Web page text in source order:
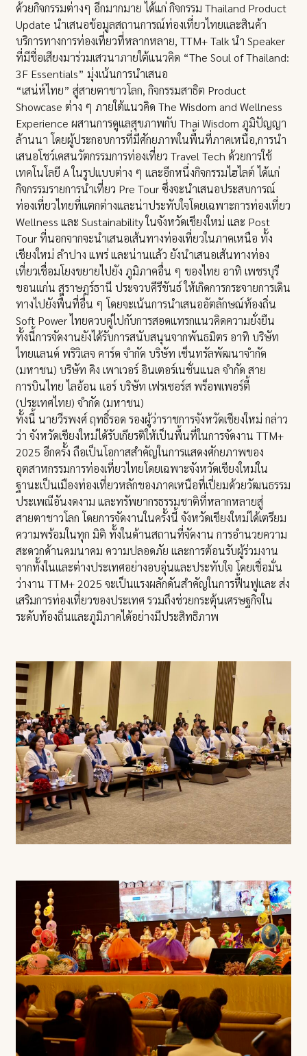
ด้วยกิจกรรมต่างๆ อีกมากมาย ได้แก่ กิจกรรม Thailand Product
Update นำเสนอข้อมูลสถานการณ์ท่องเที่ยวไทยและสินค้า
บริการทางการท่องเที่ยวที่หลากหลาย, TTM+ Talk นำ Speaker
ที่มีชื่อเสียงมาร่วมเสวนาภายใต้แนวคิด “The Soul of Thailand:
3F Essentials” มุ่งเน้นการนำเสนอ
“เสน่ห์ไทย” สู่สายตาชาวโลก, กิจกรรมสาธิต Product
Showcase ต่าง ๆ ภายใต้แนวคิด The Wisdom and Wellness
Experience ผสานการดูแลสุขภาพกับ Thai Wisdom ภูมิปัญญา
ล้านนา โดยผู้ประกอบการที่มีศักยภาพในพื้นที่ภาคเหนือ,การนำ
เสนอโชว์เคสนวัตกรรมการท่องเที่ยว Travel Tech ด้วยการใช้
เทคโนโลยี A ในรูปแบบต่าง ๆ และอีกหนึ่งกิจกรรมไฮไลต์ ได้แก่
กิจกรรมรายการนำเที่ยว Pre Tour ซึ่งจะนำเสนอประสบการณ์
ท่องเที่ยวไทยที่แตกต่างและน่าประทับใจโดยเฉพาะการท่องเที่ยว
Wellness และ Sustainability ในจังหวัดเชียงใหม่ และ Post
Tour ที่นอกจากจะนำเสนอเส้นทางท่องเที่ยวในภาคเหนือ ทั้ง
เชียงใหม่ ลำปาง แพร่ และน่านแล้ว ยังนำเสนอเส้นทางท่อง
เที่ยวเชื่อมโยงขยายไปยัง ภูมิภาคอื่น ๆ ของไทย อาทิ เพชรบุรี
ขอนแก่น สุราษฎร์ธานี ประจวบคีรีขันธ์ ให้เกิดการกระจายการเดิน
ทางไปยังพื้นที่อื่น ๆ โดยจะเน้นการนำเสนออัตลักษณ์ท้องถิ่น
Soft Power ไทยควบคู่ไปกับการสอดแทรกแนวคิดความยั่งยืน
ทั้งนี้การจัดงานยังได้รับการสนับสนุนจากพันธมิตร อาทิ บริษัท
ไทยแลนด์ พริวิเลจ คาร์ด จำกัด บริษัท เซ็นทรัลพัฒนาจำกัด
(มหาชน) บริษัท คิง เพาเวอร์ อินเตอร์เนชั่นแนล จำกัด สาย
การบินไทย ไลอ้อน แอร์ บริษัท เฟรเซอร์ส พร็อพเพอร์ตี้
(ประเทศไทย) จำกัด (มหาชน)
ทั้งนี้ นายวีรพงศ์ ฤทธิ์รอด รองผู้ว่าราชการจังหวัดเชียงใหม่ กล่าว
ว่า จังหวัดเชียงใหม่ได้รับเกียรติให้เป็นพื้นที่ในการจัดงาน TTM+
2025 อีกครั้ง ถือเป็นโอกาสสำคัญในการแสดงศักยภาพของ
อุตสาหกรรมการท่องเที่ยวไทยโดยเฉพาะจังหวัดเชียงใหม่ใน
ฐานะเป็นเมืองท่องเที่ยวหลักของภาคเหนือที่เปี่ยมด้วยวัฒนธรรม
ประเพณีอันงดงาม และทรัพยากรธรรมชาติที่หลากหลายสู่
สายตาชาวโลก โดยการจัดงานในครั้งนี้ จังหวัดเชียงใหม่ได้เตรียม
ความพร้อมในทุก มิติ ทั้งในด้านสถานที่จัดงาน การอำนวยความ
สะดวกด้านคมนาคม ความปลอดภัย และการต้อนรับผู้ร่วมงาน
จากทั้งในและต่างประเทศอย่างอบอุ่นและประทับใจ โดยเชื่อมั่น
ว่างาน TTM+ 2025 จะเป็นแรงผลักดันสำคัญในการฟื้นฟูและ ส่ง
เสริมการท่องเที่ยวของประเทศ รวมถึงช่วยกระตุ้นเศรษฐกิจใน
ระดับท้องถิ่นและภูมิภาคได้อย่างมีประสิทธิภาพ